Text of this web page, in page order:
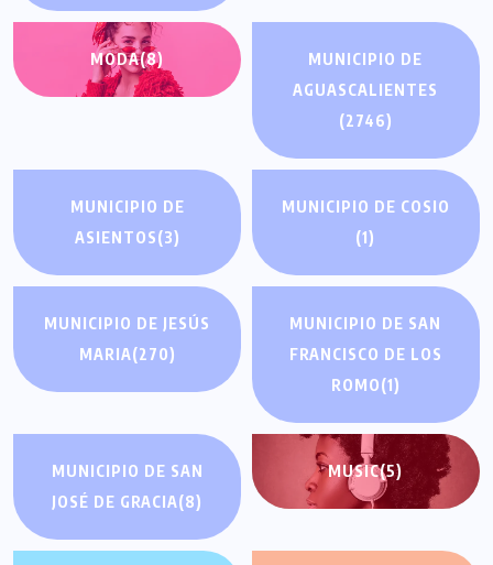
MODA(8)
MUNICIPIO DE
AGUASCALIENTES
(2746)
MUNICIPIO DE
ASIENTOS(3)
MUNICIPIO DE COSIO
(1)
MUNICIPIO DE JESÚS
MARIA(270)
MUNICIPIO DE SAN
FRANCISCO DE LOS
ROMO(1)
MUNICIPIO DE SAN
JOSÉ DE GRACIA(8)
MUSIC(5)